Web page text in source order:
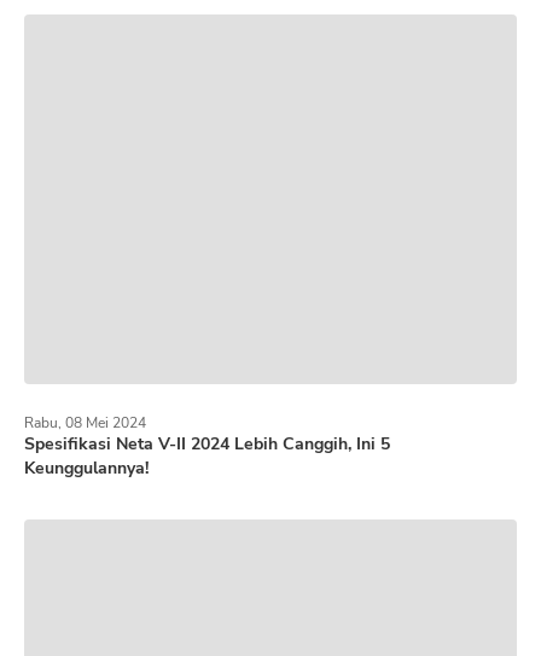
Spesifikasi Neta V-II 2024 Lebih Canggih, Ini 5
Keunggulannya!
Rabu, 08 Mei 2024